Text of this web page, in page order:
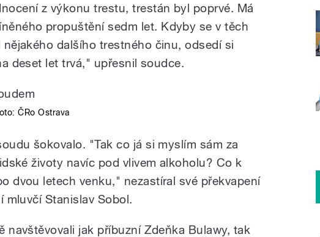
z výkonu trestu, trestán byl poprvé. Má
propuštění sedm let. Kdyby se v těch
dalšího trestného činu, odsedí si
deset let trvá," upřesnil soudce.
ČRo Ostrava
šokovalo. "Tak co já si myslím sám za
životy navíc pod vlivem alkoholu? Co k
dvou letech venku," nezastíral své překvapení
mluvčí Stanislav Sobol.
navštěvovali jak příbuzní Zdeňka Bulawy, tak